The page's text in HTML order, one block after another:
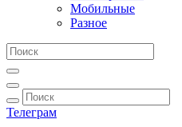
Мобильные
Разное
Телеграм